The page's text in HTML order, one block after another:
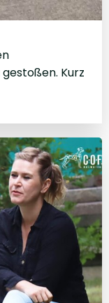
Kurz